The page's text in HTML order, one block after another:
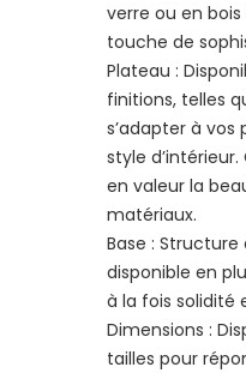
verre ou en
touche de
Plateau :
finitions, telles
s’adapter à
style
en valeur la
matériaux.
Base :
disponible en
à la fois solidité
Dimensions :
tailles pour